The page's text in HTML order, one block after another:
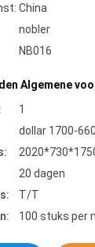
China
nobler
NB016
Algemene
1
dollar 1700-
20 dagen
T/T
100 stuks per